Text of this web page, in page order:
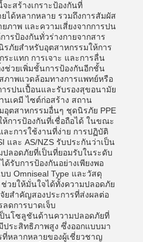
สร้างเกราะป้องกันที่
ได้หลากหลาย รวมถึงการสัมผัส
ยภาพ และความเสี่ยงจากการปน
ารป้องกันทั่วร่างกายจากสาร
ภัยสำหรับอุตสาหกรรมให้การ
ะแทก การเจาะ และการลื่น
ช่วยเพิ่มชั้นการป้องกันอีกชั้น
ภาพแวดล้อมทางการแพทย์หรือ
รปนเปื้อนและรับรองสุขอนามัย
นเคมี ไซต์ก่อสร้าง สถาน
ตสาหกรรมอื่นๆ ชุดนิรภัย PPE
ห้การป้องกันที่เชื่อถือได้ ในขณะ
ะการใช้งานที่ง่าย การปฏิบัติ
และ AS/NZS รับประกันว่าเป็น
ลอดภัยที่เป็นที่ยอมรับในระดับ
ด้รับการป้องกันอย่างเพียงพอ
บ Omniseal Type และวัสดุ
วยให้มั่นใจได้ทั้งความปลอดภัย
ยสำคัญสองประการที่ส่งผลต่อ
ดการบาดเจ็บ
นโซลูชันด้านความปลอดภัยที่
ประสิทธิภาพสูง ซึ่งออกแบบมา
ที่หลากหลายของผู้เชี่ยวชาญ